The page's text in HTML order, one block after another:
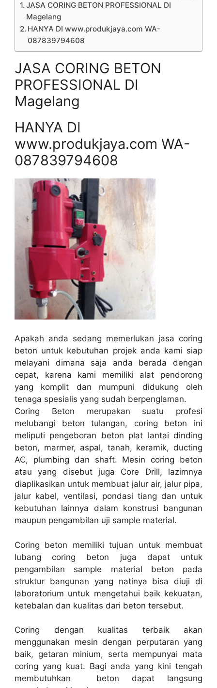
JASA CORING BETON PROFESSIONAL DI
Magelang
HANYA DI www.produkjaya.com WA-
087839794608
JASA CORING BETON
PROFESSIONAL DI
Magelang
HANYA DI
www.produkjaya.com WA-
087839794608
Apakah anda sedang memerlukan jasa coring
beton untuk kebutuhan projek anda kami siap
melayani dimana saja anda berada dengan
cepat, karena kami memiliki alat pendorong
yang komplit dan mumpuni didukung oleh
tenaga spesialis yang sudah berpenglaman.
Coring Beton merupakan suatu profesi
melubangi beton tulangan, coring beton ini
meliputi pengeboran beton plat lantai dinding
beton, marmer, aspal, tanah, keramik, ducting
AC, plumbing dan shaft. Mesin coring beton
atau yang disebut juga Core Drill, lazimnya
diaplikasikan untuk membuat jalur air, jalur pipa,
jalur kabel, ventilasi, pondasi tiang dan untuk
kebutuhan lainnya dalam konstrusi bangunan
maupun pengambilan uji sample material.
Coring beton memiliki tujuan untuk membuat
lubang coring beton juga dapat untuk
pengambilan sample material beton pada
struktur bangunan yang natinya bisa diuji di
laboratorium untuk mengetahui baik kekuatan,
ketebalan dan kualitas dari beton tersebut.
Coring dengan kualitas terbaik akan
menggunakan mesin dengan perputaran yang
baik, getaran minium, serta mempunyai mata
coring yang kuat. Bagi anda yang kini tengah
membutuhkan beton dapat langsung